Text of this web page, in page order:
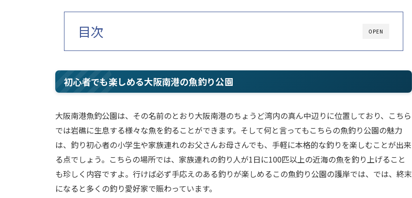
OPEN
目次
初心者でも楽しめる大阪南港の魚釣り公園
大阪南港魚釣公園は、その名前のとおり大阪南港のちょうど湾内の真ん中辺りに位置しており、こちら
では岩礁に生息する様々な魚を釣ることができます。そして何と言ってもこちらの魚釣り公園の魅力
は、釣り初心者の小学生や家族連れのお父さんお母さんでも、手軽に本格的な釣りを楽しむことが出来
る点でしょう。こちらの場所では、家族連れの釣り人が1日に100匹以上の近海の魚を釣り上げること
も珍しく内容ですよ。行けば必ず手応えのある釣りが楽しめるこの魚釣り公園の護岸では、では、終末
になると多くの釣り愛好家で賑わっています。